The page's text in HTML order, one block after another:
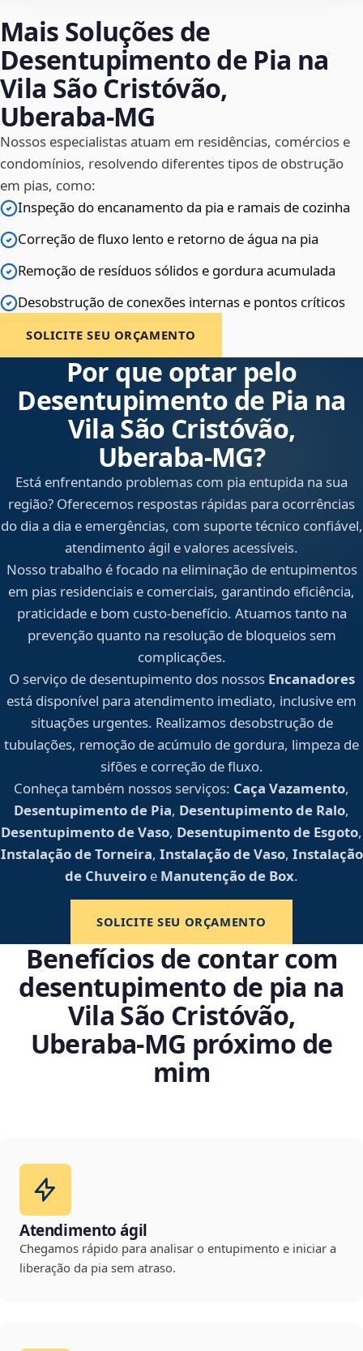
Mais Soluções de
Desentupimento de Pia na
Vila São Cristóvão,
Uberaba‑MG
Nossos especialistas atuam em residências, comércios e
condomínios, resolvendo diferentes tipos de obstrução
em pias, como:
Inspeção do encanamento da pia e ramais de cozinha
Correção de fluxo lento e retorno de água na pia
Remoção de resíduos sólidos e gordura acumulada
Desobstrução de conexões internas e pontos críticos
SOLICITE SEU ORÇAMENTO
Por que optar pelo
Desentupimento de Pia na
Vila São Cristóvão,
Uberaba‑MG?
Está enfrentando problemas com pia entupida na sua
região? Oferecemos respostas rápidas para ocorrências
do dia a dia e emergências, com suporte técnico confiável,
atendimento ágil e valores acessíveis.
Nosso trabalho é focado na eliminação de entupimentos
em pias residenciais e comerciais, garantindo eficiência,
praticidade e bom custo-benefício. Atuamos tanto na
prevenção quanto na resolução de bloqueios sem
complicações.
O serviço de desentupimento dos nossos Encanadores
está disponível para atendimento imediato, inclusive em
situações urgentes. Realizamos desobstrução de
tubulações, remoção de acúmulo de gordura, limpeza de
sifões e correção de fluxo.
Conheça também nossos serviços: Caça Vazamento,
Desentupimento de Pia, Desentupimento de Ralo,
Desentupimento de Vaso, Desentupimento de Esgoto,
Instalação de Torneira, Instalação de Vaso, Instalação
de Chuveiro e Manutenção de Box.
SOLICITE SEU ORÇAMENTO
Benefícios de contar com
desentupimento de pia na
Vila São Cristóvão,
Uberaba‑MG próximo de
mim
Atendimento ágil
Chegamos rápido para analisar o entupimento e iniciar a
liberação da pia sem atraso.